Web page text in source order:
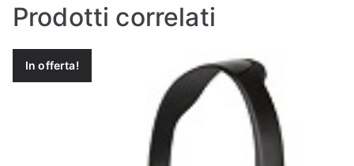
Prodotti correlati
In offerta!